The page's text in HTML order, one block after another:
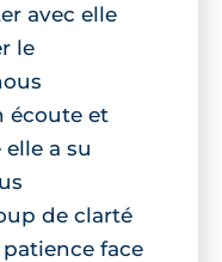
avec elle
le
écoute et
a su
de clarté
face